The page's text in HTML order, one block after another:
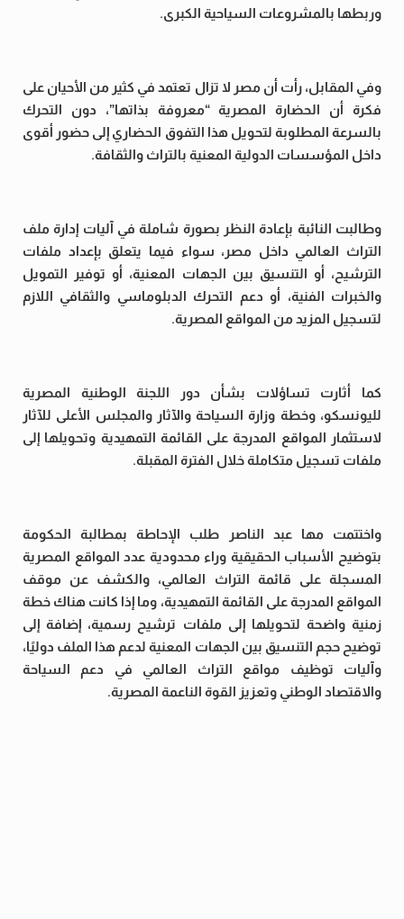
وربطها بالمشروعات السياحية الكبرى.
وفي المقابل، رأت أن مصر لا تزال تعتمد في كثير من الأحيان على
فكرة أن الحضارة المصرية “معروفة بذاتها”، دون التحرك
بالسرعة المطلوبة لتحويل هذا التفوق الحضاري إلى حضور أقوى
داخل المؤسسات الدولية المعنية بالتراث والثقافة.
وطالبت النائبة بإعادة النظر بصورة شاملة في آليات إدارة ملف
التراث العالمي داخل مصر، سواء فيما يتعلق بإعداد ملفات
الترشيح، أو التنسيق بين الجهات المعنية، أو توفير التمويل
والخبرات الفنية، أو دعم التحرك الدبلوماسي والثقافي اللازم
لتسجيل المزيد من المواقع المصرية.
كما أثارت تساؤلات بشأن دور اللجنة الوطنية المصرية
لليونسكو، وخطة وزارة السياحة والآثار والمجلس الأعلى للآثار
لاستثمار المواقع المدرجة على القائمة التمهيدية وتحويلها إلى
ملفات تسجيل متكاملة خلال الفترة المقبلة.
واختتمت مها عبد الناصر طلب الإحاطة بمطالبة الحكومة
بتوضيح الأسباب الحقيقية وراء محدودية عدد المواقع المصرية
المسجلة على قائمة التراث العالمي، والكشف عن موقف
المواقع المدرجة على القائمة التمهيدية، وما إذا كانت هناك خطة
زمنية واضحة لتحويلها إلى ملفات ترشيح رسمية، إضافة إلى
توضيح حجم التنسيق بين الجهات المعنية لدعم هذا الملف دوليًا،
وآليات توظيف مواقع التراث العالمي في دعم السياحة
والاقتصاد الوطني وتعزيز القوة الناعمة المصرية.